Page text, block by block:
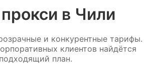
в Чили
и конкурентные тарифы.
клиентов найдётся
подходящий план.